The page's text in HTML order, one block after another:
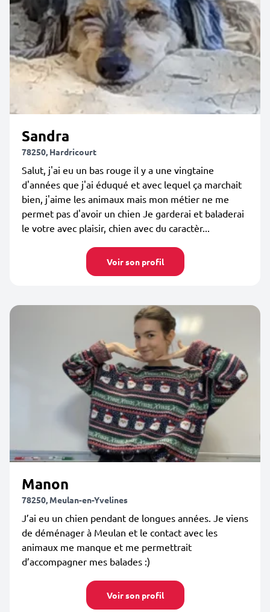
Sandra
78250, Hardricourt
Salut, j'ai eu un bas rouge il y a une vingtaine
d'années que j'ai éduqué et avec lequel ça marchait
bien, j'aime les animaux mais mon métier ne me
permet pas d'avoir un chien Je garderai et baladerai
le votre avec plaisir, chien avec du caractèr...
Voir son profil
Manon
78250, Meulan-en-Yvelines
J’ai eu un chien pendant de longues années. Je viens
de déménager à Meulan et le contact avec les
animaux me manque et me permettrait
d’accompagner mes balades :)
Voir son profil